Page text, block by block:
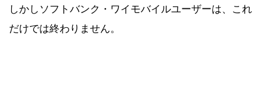
しかしソフトバンク・ワイモバイルユーザーは、これ
だけでは終わりません。